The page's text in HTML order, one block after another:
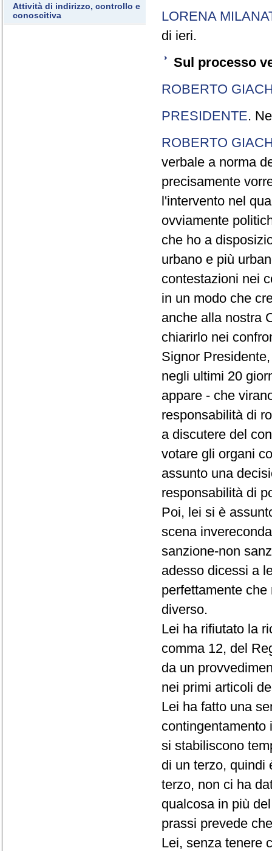
Attività di indirizzo, controllo e
conoscitiva
LORENA
di ieri.
Sul processo
ROBERTO
PRESIDENTE.
ROBERTO
verbale a norma
precisamente
l'intervento nel
ovviamente
che ho a
urbano e più
contestazioni nei
in un modo che
anche alla nostra
chiarirlo nei
Signor
negli ultimi 20
appare - che
responsabilità di
a discutere del
votare gli organi
assunto una
responsabilità di
Poi, lei si è
scena
sanzione-non
adesso dicessi a
perfettamente
diverso.
Lei ha rifiutato la
comma 12, del
da un
nei primi articoli
Lei ha fatto una
contingentamento
si stabiliscono
di un terzo, quindi
terzo, non ci ha
qualcosa in più
prassi prevede
Lei, senza tenere